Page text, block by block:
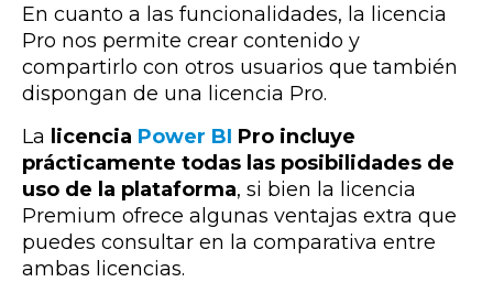
En cuanto a las funcionalidades, la licencia
Pro nos permite crear contenido y
compartirlo con otros usuarios que también
dispongan de una licencia Pro.
La licencia Power BI Pro incluye
prácticamente todas las posibilidades de
uso de la plataforma, si bien la licencia
Premium ofrece algunas ventajas extra que
puedes consultar en la comparativa entre
ambas licencias.